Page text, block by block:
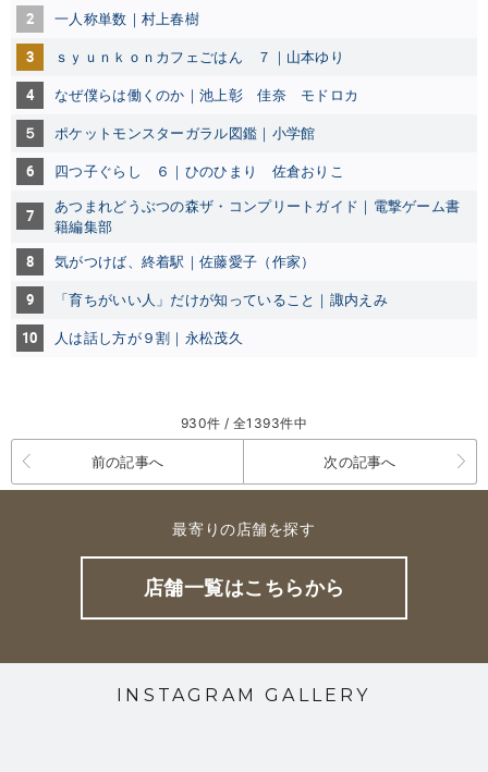
2 一人称単数｜村上春樹
3 ｓｙｕｎｋｏｎカフェごはん ７｜山本ゆり
4 なぜ僕らは働くのか｜池上彰 佳奈 モドロカ
５ ポケットモンスターガラル図鑑｜小学館
6 四つ子ぐらし ６｜ひのひまり 佐倉おりこ
7
あつまれどうぶつの森ザ・コンプリートガイド｜電撃ゲーム書
籍編集部
8 気がつけば、終着駅｜佐藤愛子（作家）
9 「育ちがいい人」だけが知っていること｜諏内えみ
10 人は話し方が９割｜永松茂久
930件 / 全1393件中
前の記事へ 次の記事へ
最寄りの店舗を探す
店舗一覧はこちらから
INSTAGRAM GALLERY